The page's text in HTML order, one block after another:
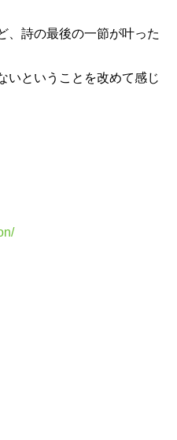
、詩の最後の一節が叶った
いということを改めて感じ